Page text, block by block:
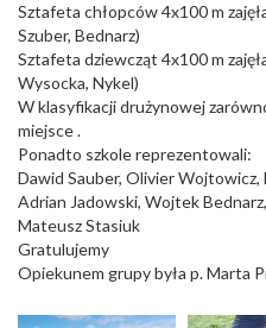
Sztafeta chłopców 4x100 m
Szuber, Bednarz)
Sztafeta dziewcząt 4x100 m
Wysocka, Nykel)
W klasyfikacji drużynowej
miejsce .
Ponadto szkole reprezentowali:
Dawid Sauber, Olivier Wojtowicz,
Adrian Jadowski, Wojtek
Mateusz Stasiuk
Gratulujemy
Opiekunem grupy była p. Marta